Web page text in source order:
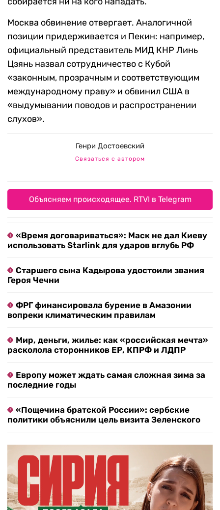
Москва обвинение отвергает. Аналогичной
позиции придерживается и Пекин: например,
официальный представитель МИД КНР Линь
Цзянь назвал сотрудничество с Кубой
«законным, прозрачным и соответствующим
международному праву» и обвинил США в
«выдумывании поводов и распространении
слухов».
Генри Достоевский
Связаться с автором
Объясняем происходящее. RTVI в Telegram
«Время договариваться»: Маск не дал Киеву
использовать Starlink для ударов вглубь РФ
Старшего сына Кадырова удостоили звания
Героя Чечни
ФРГ финансировала бурение в Амазонии
вопреки климатическим правилам
Мир, деньги, жилье: как «российская мечта»
расколола сторонников ЕР, КПРФ и ЛДПР
Европу может ждать самая сложная зима за
последние годы
«Пощечина братской России»: сербские
политики объяснили цель визита Зеленского